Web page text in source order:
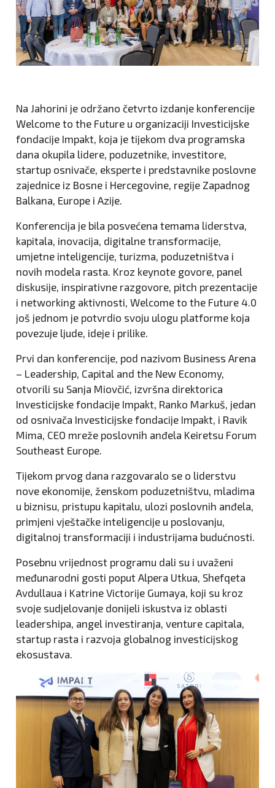
Na Jahorini je održano četvrto izdanje konferencije
Welcome to the Future u organizaciji Investicijske
fondacije Impakt, koja je tijekom dva programska
dana okupila lidere, poduzetnike, investitore,
startup osnivače, eksperte i predstavnike poslovne
zajednice iz Bosne i Hercegovine, regije Zapadnog
Balkana, Europe i Azije.
Konferencija je bila posvećena temama liderstva,
kapitala, inovacija, digitalne transformacije,
umjetne inteligencije, turizma, poduzetništva i
novih modela rasta. Kroz keynote govore, panel
diskusije, inspirativne razgovore, pitch prezentacije
i networking aktivnosti, Welcome to the Future 4.0
još jednom je potvrdio svoju ulogu platforme koja
povezuje ljude, ideje i prilike.
Prvi dan konferencije, pod nazivom Business Arena
– Leadership, Capital and the New Economy,
otvorili su Sanja Miovčić, izvršna direktorica
Investicijske fondacije Impakt, Ranko Markuš, jedan
od osnivača Investicijske fondacije Impakt, i Ravik
Mima, CEO mreže poslovnih anđela Keiretsu Forum
Southeast Europe.
Tijekom prvog dana razgovaralo se o liderstvu
nove ekonomije, ženskom poduzetništvu, mladima
u biznisu, pristupu kapitalu, ulozi poslovnih anđela,
primjeni vještačke inteligencije u poslovanju,
digitalnoj transformaciji i industrijama budućnosti.
Posebnu vrijednost programu dali su i uvaženi
međunarodni gosti poput Alpera Utkua, Shefqeta
Avdullaua i Katrine Victorije Gumaya, koji su kroz
svoje sudjelovanje donijeli iskustva iz oblasti
leadershipa, angel investiranja, venture capitala,
startup rasta i razvoja globalnog investicijskog
ekosustava.